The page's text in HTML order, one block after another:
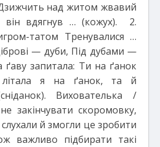
над житом жвавий
вдягнув … (кожух). 2.
татом Тренувалися …
— дуби, Під дубами —
ґаву запитала: Ти на ґанок
я на ґанок, та й
Вихователька /
закінчувати скоромовку,
й змогли це зробити
важливо підбирати такі